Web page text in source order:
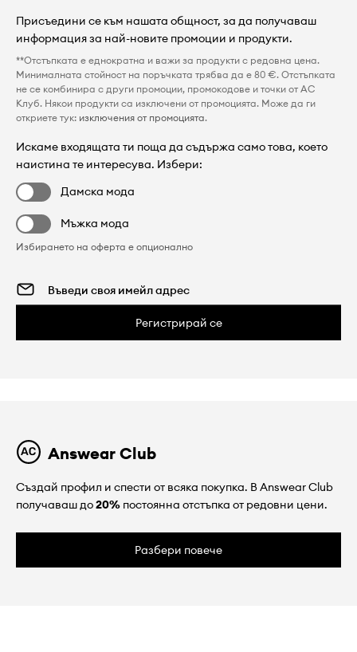
Присъедини се към нашата общност, за да получаваш
информация за най-новите промоции и продукти.
**Отстъпката е еднократна и важи за продукти с редовна цена.
Минималната стойност на поръчката трябва да е 80 €. Отстъпката
не се комбинира с други промоции, промокодове и точки от AC
Клуб. Някои продукти са изключени от промоцията. Може да ги
откриете тук: изключения от промоцията.
Искаме входящата ти поща да съдържа само това, което
наистина те интересува. Избери:
Дамска мода
Мъжка мода
Избирането на оферта е опционално
Регистрирай се
Answear Club
Създай профил и спести от всяка покупка. В Answear Club
получаваш до20% постоянна отстъпка от редовни цени.
Разбери повече